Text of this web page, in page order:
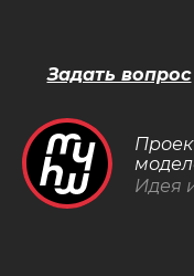
Идея
Задать вопрос